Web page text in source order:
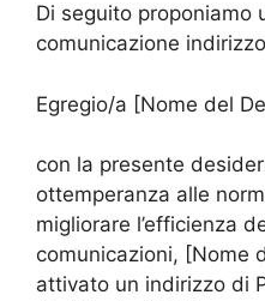
Di seguito proponiamo
comunicazione
Egregio/a [Nome del
con la presente
ottemperanza alle
migliorare l’efficienza
comunicazioni, [Nome
attivato un indirizzo di